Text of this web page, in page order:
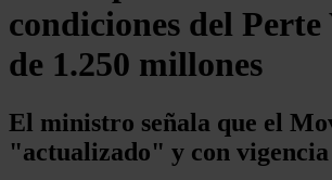
condiciones del
de 1.250 millones
El ministro señala que el
"actualizado" y con vigencia